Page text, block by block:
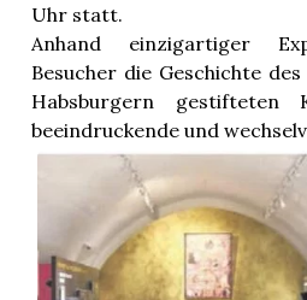
Uhr statt.
Anhand einzigartiger
Besucher die Geschichte
Habsburgern gestifteten
beeindruckende und